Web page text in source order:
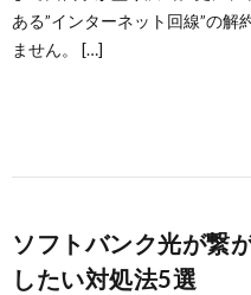
ある”インターネット回線”の
ません。 […]
ソフトバンク光が繋
したい対処法5選